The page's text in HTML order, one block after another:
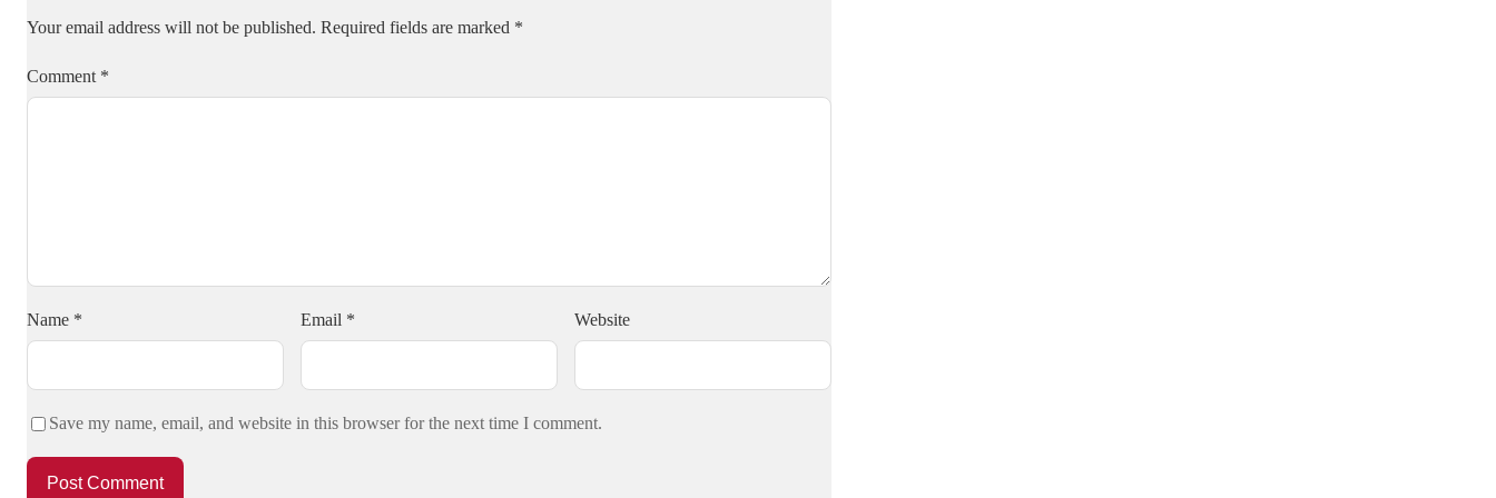
Your email address will not be published. Required fields are marked *
Comment *
Name * Email * Website
Save my name, email, and website in this browser for the next time I comment.